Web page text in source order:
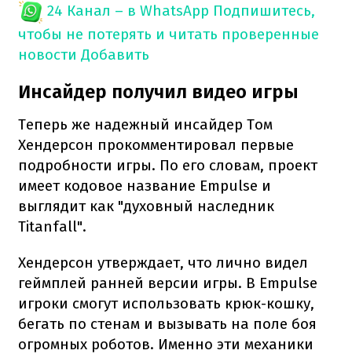
24 Канал – в WhatsApp Подпишитесь,
чтобы не потерять и читать проверенные
новости Добавить
Инсайдер получил видео игры
Теперь же надежный инсайдер Том
Хендерсон прокомментировал первые
подробности игры. По его словам, проект
имеет кодовое название Empulse и
выглядит как "духовный наследник
Titanfall".
Хендерсон утверждает, что лично видел
геймплей ранней версии игры. В Empulse
игроки смогут использовать крюк-кошку,
бегать по стенам и вызывать на поле боя
огромных роботов. Именно эти механики